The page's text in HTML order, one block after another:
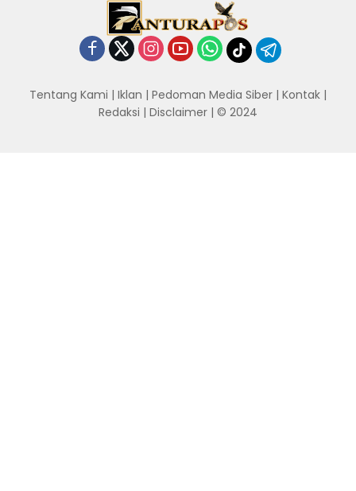
Tentang Kami | Iklan | Pedoman Media Siber | Kontak |
Redaksi | Disclaimer | © 2024